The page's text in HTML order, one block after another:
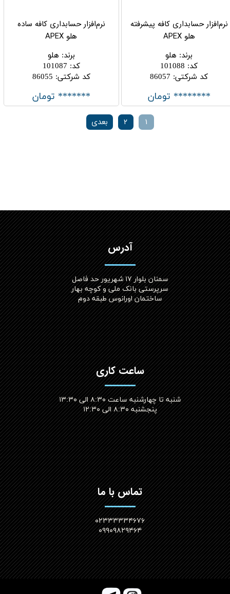
نرم‌افزار حسابداری کافه پیشرفته
هلو APEX
برند: هلو
کد:
101088
کد شرکتی:
86057
******** تومان
نرم‌افزار حسابداری کافه ساده
هلو APEX
برند: هلو
کد:
101087
کد شرکتی:
86055
******* تومان
۱ ۲ بعدی
آدرس
سمنان بلوار ۱۷ شهریور حد فاصل
سرپرستی بانک ملی و کوچه بهار
ساختمان اورانوس طبقه دوم
ساعت کاری
شنبه تا چهارشنبه ساعت ۸:۳۰ الی ۱۳:۳۰
پنجشنبه ۸:۳۰ الی ۱۲:۳۰​​​​​​​
تماس با ما
۰۲۳۳۳۳۳۴۶۷۶
۰۹۹۰۹۸۲۹۴۶۴